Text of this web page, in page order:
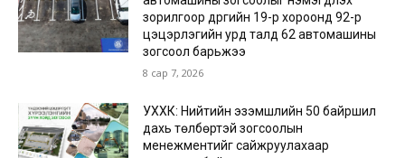
зорилгоор дүүргийн 19-р хороонд 92-р
цэцэрлэгийн урд талд 62 автомашины
зогсоол барьжээ
8 сар 7, 2026
УХХК: Нийтийн эзэмшлийн 50 байршил
дахь төлбөртэй зогсоолын
менежментийг сайжруулахаар